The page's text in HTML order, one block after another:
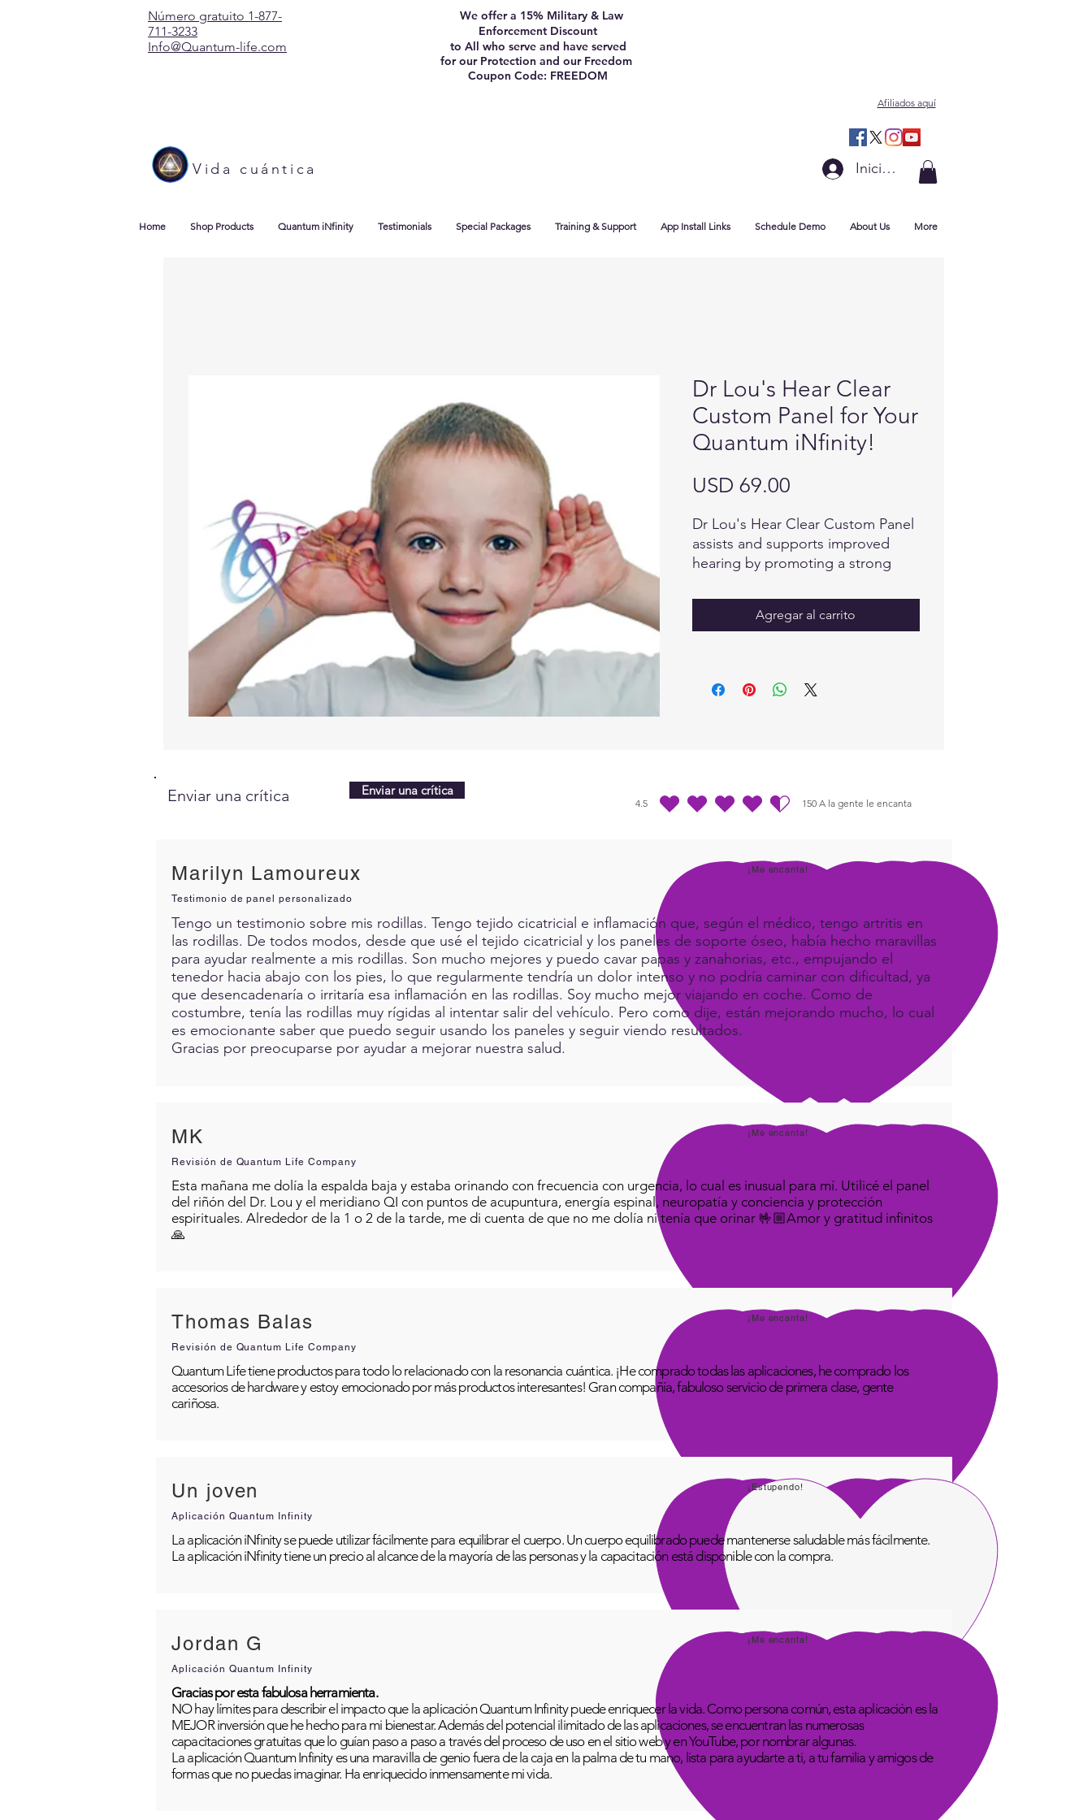
Número gratuito 1-877-
711-3233
Info@Quantum-life.com
We offer a 15% Military & Law
Enforcement Discount
to All who serve and have served
for our Protection and our Freedom
Coupon Code: FREEDOM
Afiliados aquí
Vida cuántica Iniciar sesión
Home Shop Products Quantum iNfinity Testimonials Special Packages Training & Support App Install Links Schedule Demo About Us More
Dr Lou's Hear Clear
Custom Panel for Your
Quantum iNfinity!
USD 69.00Precio
Dr Lou's Hear Clear Custom Panel
assists and supports improved
hearing by promoting a strong
process.
Agregar al carrito
Enviar una crítica Enviar una crítica
4.5 150 A la gente le encanta
la calificación promedio es 4.5 de 5, basada en 150 votos, A la gente le encanta
Marilyn Lamoureux ¡Me encanta!
Testimonio de panel personalizado
Tengo un testimonio sobre mis rodillas. Tengo tejido cicatricial e inflamación que, según el médico, tengo artritis en
las rodillas. De todos modos, desde que usé el tejido cicatricial y los paneles de soporte óseo, había hecho maravillas
para ayudar realmente a mis rodillas. Son mucho mejores y puedo cavar papas y zanahorias, etc., empujando el
tenedor hacia abajo con los pies, lo que regularmente tendría un dolor intenso y no podría caminar con dificultad, ya
que desencadenaría o irritaría esa inflamación en las rodillas. Soy mucho mejor viajando en coche. Como de
costumbre, tenía las rodillas muy rígidas al intentar salir del vehículo. Pero como dije, están mejorando mucho, lo cual
es emocionante saber que puedo seguir usando los paneles y seguir viendo resultados.
Gracias por preocuparse por ayudar a mejorar nuestra salud.
MK ¡Me encanta!
Revisión de Quantum Life Company
Esta mañana me dolía la espalda baja y estaba orinando con frecuencia con urgencia, lo cual es inusual para mí. Utilicé el panel
del riñón del Dr. Lou y el meridiano QI con puntos de acupuntura, energía espinal, neuropatía y conciencia y protección
espirituales. Alrededor de la 1 o 2 de la tarde, me di cuenta de que no me dolía ni tenía que orinar 🤟🏼Amor y gratitud infinitos
🙏
Thomas Balas ¡Me encanta!
Revisión de Quantum Life Company
Quantum Life tiene productos para todo lo relacionado con la resonancia cuántica. ¡He comprado todas las aplicaciones, he comprado los
accesorios de hardware y estoy emocionado por más productos interesantes! Gran compañía, fabuloso servicio de primera clase, gente
cariñosa.
Un joven ¡Estupendo!
Aplicación Quantum Infinity
La aplicación iNfinity se puede utilizar fácilmente para equilibrar el cuerpo. Un cuerpo equilibrado puede mantenerse saludable más fácilmente.
La aplicación iNfinity tiene un precio al alcance de la mayoría de las personas y la capacitación está disponible con la compra.
Jordan G ¡Me encanta!
Aplicación Quantum Infinity
Gracias por esta fabulosa herramienta.
NO hay límites para describir el impacto que la aplicación Quantum Infinity puede enriquecer la vida. Como persona común, esta aplicación es la
MEJOR inversión que he hecho para mi bienestar. Además del potencial ilimitado de las aplicaciones, se encuentran las numerosas
capacitaciones gratuitas que lo guían paso a paso a través del proceso de uso en el sitio web y en YouTube, por nombrar algunas.
La aplicación Quantum Infinity es una maravilla de genio fuera de la caja en la palma de tu mano, lista para ayudarte a ti, a tu familia y amigos de
formas que no puedas imaginar. Ha enriquecido inmensamente mi vida.